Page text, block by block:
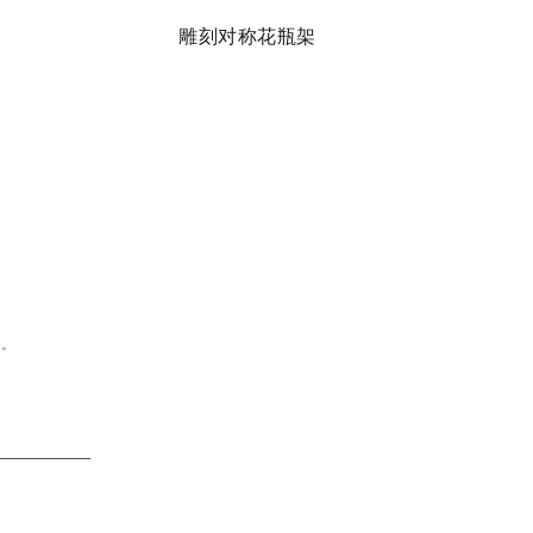
雕刻对称花瓶架